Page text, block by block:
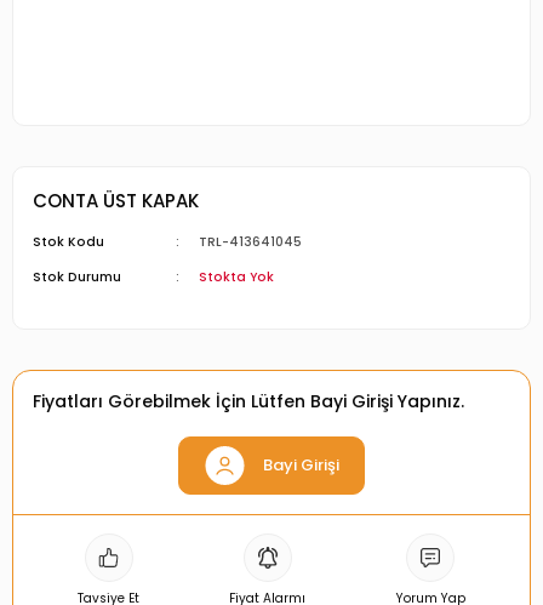
CONTA ÜST KAPAK
Stok Kodu
TRL-413641045
Stok Durumu
Stokta Yok
Fiyatları Görebilmek İçin Lütfen Bayi Girişi Yapınız.
Bayi Girişi
Tavsiye Et Fiyat Alarmı Yorum Yap